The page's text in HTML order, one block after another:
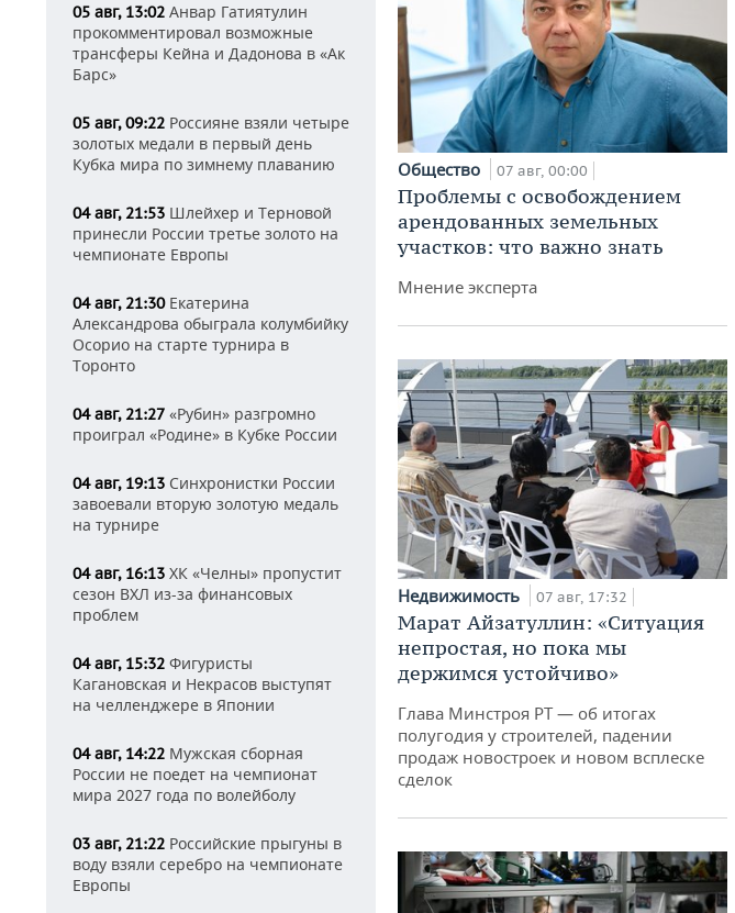
05 авг, 13:02 Анвар Гатиятулин
прокомментировал возможные
трансферы Кейна и Дадонова в «Ак
Барс»
05 авг, 09:22 Россияне взяли четыре
золотых медали в первый день
Кубка мира по зимнему плаванию
04 авг, 21:53 Шлейхер и Терновой
принесли России третье золото на
чемпионате Европы
04 авг, 21:30Екатерина
Александрова обыграла колумбийку
Осорио на старте турнира в
Торонто
04 авг, 21:27 «Рубин» разгромно
проиграл «Родине» в Кубке России
04 авг, 19:13 Синхронистки России
завоевали вторую золотую медаль
на турнире
04 авг, 16:13 ХК «Челны» пропустит
сезон ВХЛ из-за финансовых
проблем
04 авг, 15:32 Фигуристы
Кагановская и Некрасов выступят
на челленджере в Японии
04 авг, 14:22 Мужская сборная
России не поедет на чемпионат
мира 2027 года по волейболу
03 авг, 21:22 Российские прыгуны в
воду взяли серебро на чемпионате
Европы
Общество 07 авг, 00:00
Проблемы с освобождением
арендованных земельных
участков: что важно знать
Мнение эксперта
Недвижимость 07 авг, 17:32
Марат Айзатуллин: «Ситуация
непростая, но пока мы
держимся устойчиво»
Глава Минстроя РТ — об итогах
полугодия у строителей, падении
продаж новостроек и новом всплеске
сделок